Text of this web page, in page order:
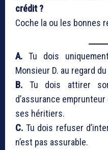
crédit ?
Coche la ou les bonnes
A. Tu dois
Monsieur D. au regard
B. Tu dois attirer
d’assurance
ses héritiers.
C. Tu dois refuser
n’est pas assurable.